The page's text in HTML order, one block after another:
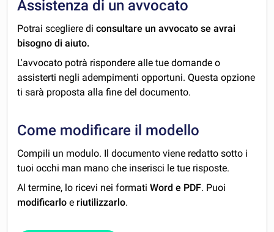
Assistenza di un avvocato
Potrai scegliere diconsultare un avvocato se avrai
bisogno di aiuto.
L'avvocato potrà rispondere alle tue domande o
assisterti negli adempimenti opportuni. Questa opzione
ti sarà proposta alla fine del documento.
Come modificare il modello
Compili un modulo. Il documento viene redatto sotto i
tuoi occhi man mano che inserisci le tue risposte.
Al termine, lo ricevi nei formatiWord e PDF. Puoi
modificarlo e riutilizzarlo.